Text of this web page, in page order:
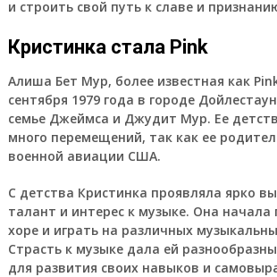
и строить свой путь к славе и
Кристинка стала Pink
Алиша Бет Мур, более известная как
сентября 1979 года в городе
семье Джеймса и Джудит Мур. Ее
много перемещений, так как ее
военной авиации США.
С детства Кристинка проявляла ярко
талант и интерес к музыке. Она начала
хоре и играть на различных
Страсть к музыке дала ей
для развития своих навыков и